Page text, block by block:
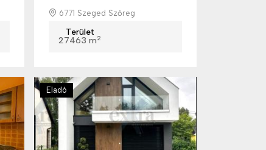
6771 Szeged Szőreg
Terület
27463 m2
Eladó